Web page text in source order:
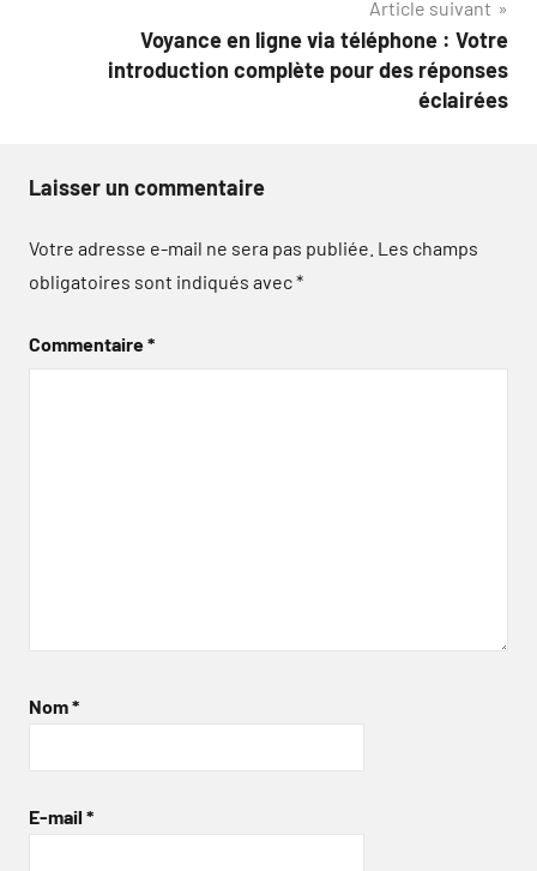
Article suivant
Voyance en ligne via téléphone : Votre
introduction complète pour des réponses
éclairées
Laisser un commentaire
Votre adresse e-mail ne sera pas publiée. Les champs
obligatoires sont indiqués avec*
Commentaire*
Nom*
E-mail *